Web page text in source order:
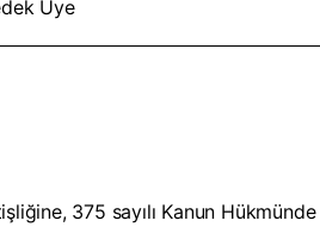
Üye
375 sayılı Kanun Hükmünde